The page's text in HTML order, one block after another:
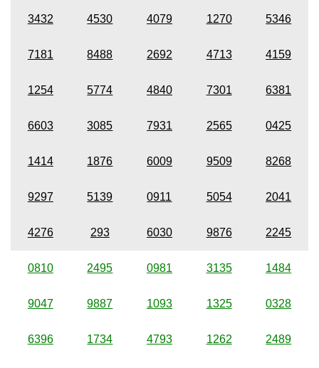
3432 4530 4079 1270 5346
7181 8488 2692 4713 4159
1254 5774 4840 7301 6381
6603 3085 7931 2565 0425
1414 1876 6009 9509 8268
9297 5139 0911 5054 2041
4276 293 6030 9876 2245
0810 2495 0981 3135 1484
9047 9887 1093 1325 0328
6396 1734 4793 1262 2489